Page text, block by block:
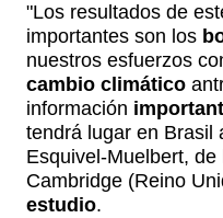
"Los resultados de
importantes son los
nuestros esfuerzos
cambio climático
información
tendrá lugar en Brasil
Esquivel-Muelbert,
Cambridge (Reino
estudio.